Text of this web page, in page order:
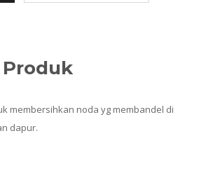
membersihkan noda yg membandel di
dapur.